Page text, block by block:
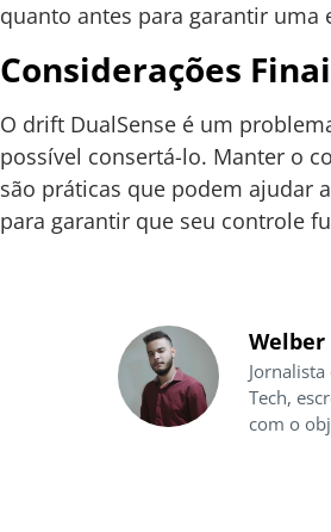
quanto antes para garantir uma
Considerações
O drift DualSense é um
possível consertá-lo. Manter o
são práticas que podem ajudar
para garantir que seu controle
Tech,
com o